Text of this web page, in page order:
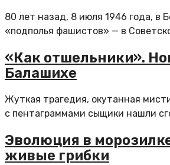
80 лет назад, 8 июля 1946 года, в
«подполья фашистов» — в
«Как отшельники».
Балашихе
Жуткая трагедия, окутанная
с пентаграммами сыщики нашли
Эволюция в
живые грибки